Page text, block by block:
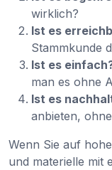
wirklich?
Ist es
Stammkunde
Ist es
man es ohne
Ist es
anbieten,
Wenn Sie auf
und materielle mit